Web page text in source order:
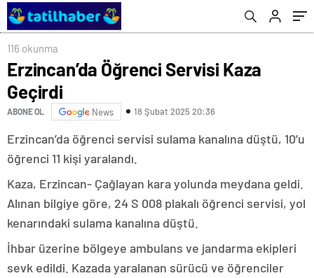
116 okunma
Erzincan’da Öğrenci Servisi Kaza
Geçirdi
ABONE OL News 18 Şubat 2025 20:36
Erzincan’da öğrenci servisi sulama kanalına düştü, 10’u
öğrenci 11 kişi yaralandı.
Kaza, Erzincan- Çağlayan kara yolunda meydana geldi.
Alınan bilgiye göre, 24 S 008 plakalı öğrenci servisi, yol
kenarındaki sulama kanalına düştü.
İhbar üzerine bölgeye ambulans ve jandarma ekipleri
sevk edildi. Kazada yaralanan sürücü ve öğrenciler